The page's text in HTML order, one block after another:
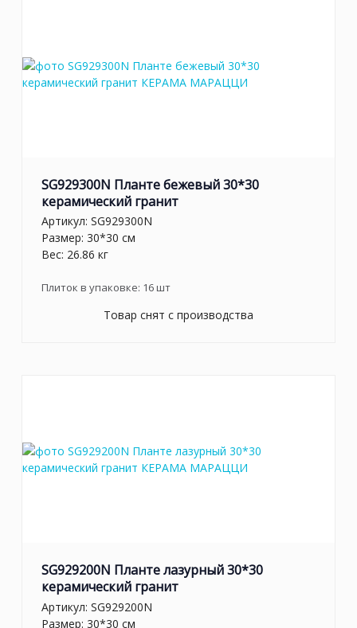
SG929300N Планте бежевый 30*30
керамический гранит
Артикул: SG929300N
Размер: 30*30 см
Вес: 26.86 кг
Плиток в упаковке: 16шт
Товар снят с производства
SG929200N Планте лазурный 30*30
керамический гранит
Артикул: SG929200N
Размер: 30*30 см